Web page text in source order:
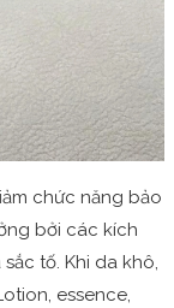
chức năng bảo
bởi các kích
tố. Khi da khô,
essence,